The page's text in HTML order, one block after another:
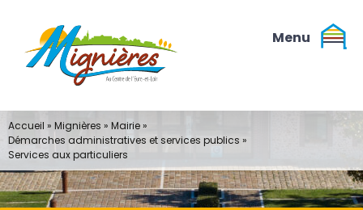
contenu
Accueil » Mignières » Mairie»
Démarches administratives et services publics »
Services aux particuliers